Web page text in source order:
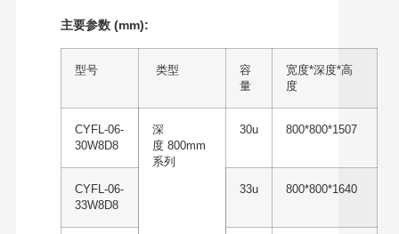
主要参数 (mm):
型号 类型
容
量
宽度*深度*高
度
CYFL-06-
30W8D8
深
度 800mm
系列
30u 800*800*1507
CYFL-06-
33W8D8
33u 800*800*1640